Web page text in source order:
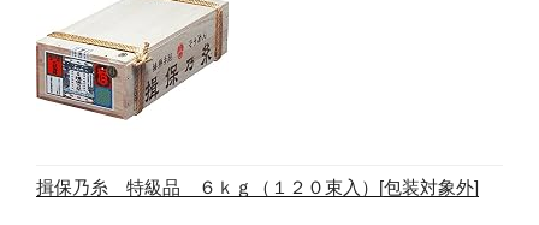
揖保乃糸 特級品 ６ｋｇ（１２０束入）[包装対象外]